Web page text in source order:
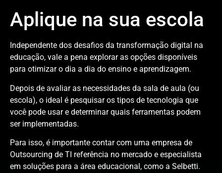
Aplique na sua escola
Independente dos desafios da transformação digital na
educação, vale a pena explorar as opções disponíveis
para otimizar o dia a dia do ensino e aprendizagem.
Depois de avaliar as necessidades da sala de aula (ou
escola), o ideal é pesquisar os tipos de tecnologia que
você pode usar e determinar quais ferramentas podem
ser implementadas.
Para isso, é importante contar com uma empresa de
Outsourcing de TI referência no mercado e especialista
em soluções para a área educacional, como a Selbetti.